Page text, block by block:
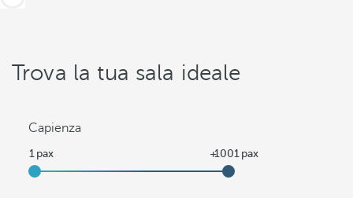
Trova la tua sala ideale
Capienza